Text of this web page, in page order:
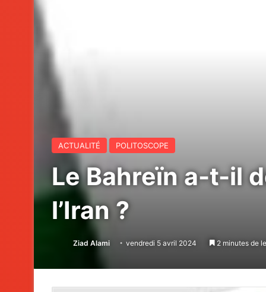
ACTUALITÉ POLITOSCOPE
Le Bahreïn a-t-il
l’Iran ?
Ziad Alami vendredi 5 avril 2024 2 minutes de